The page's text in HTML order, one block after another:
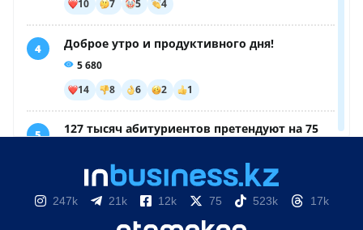
247k 21k 12k 75 523k 17k